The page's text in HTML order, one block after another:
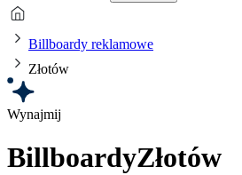
Billboardy reklamowe
Złotów
Wynajmij
BillboardyZłotów